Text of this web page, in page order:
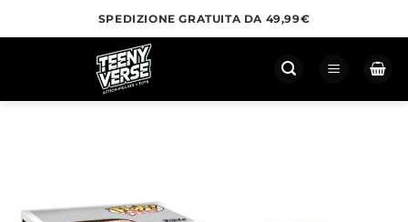
ai
SPEDIZIONE GRATUITA DA 49,99€